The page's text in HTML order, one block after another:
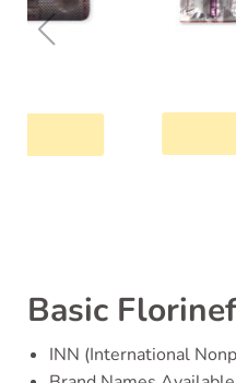
Basic
INN (International